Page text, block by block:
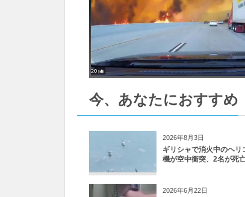
今、あなたにおすすめ
2026年8月3日
ギリシャで消火中のヘリ
機が空中衝突、2名が死亡
2026年6月22日